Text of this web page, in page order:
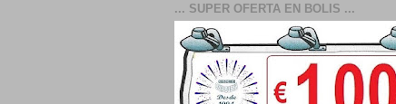
... SUPER OFERTA EN BOLIS ...